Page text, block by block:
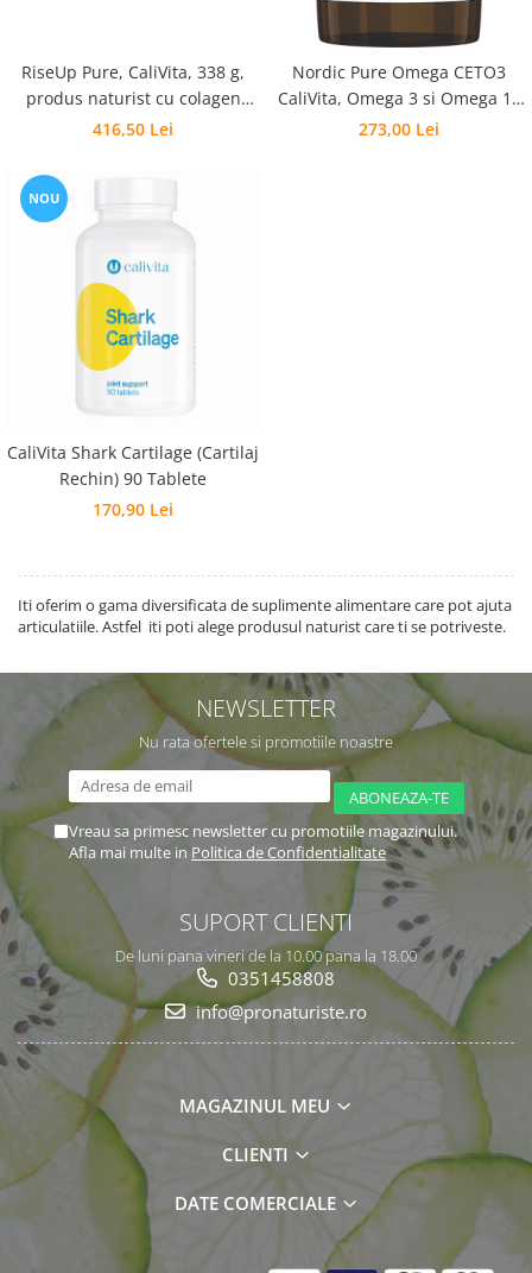
RiseUp Pure, CaliVita, 338 g,
produs naturist cu colagen
pentru articulatii
416,50 Lei
Nordic Pure Omega CETO3
CaliVita, Omega 3 si Omega 11
premium lichid - 250 ml
273,00 Lei
NOU
CaliVita Shark Cartilage (Cartilaj
Rechin) 90 Tablete
170,90 Lei
Iti oferim o gama diversificata de suplimente alimentare care pot ajuta
articulatiile. Astfel iti poti alege produsul naturist care ti se potriveste.
NEWSLETTER
Nu rata ofertele si promotiile noastre
Vreau sa primesc newsletter cu promotiile magazinului.
Afla mai multe in Politica de Confidentialitate
SUPORT CLIENTI
De luni pana vineri de la 10.00 pana la 18.00
0351458808
info@pronaturiste.ro
MAGAZINUL MEU
CLIENTI
DATE COMERCIALE